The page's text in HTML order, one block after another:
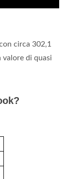
circa 302,1
di quasi